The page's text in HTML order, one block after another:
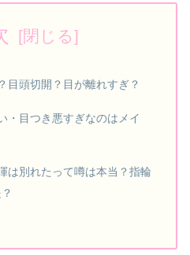
目頭切開？目が離れすぎ？
・目つき悪すぎなのはメイ
は別れたって噂は本当？指輪